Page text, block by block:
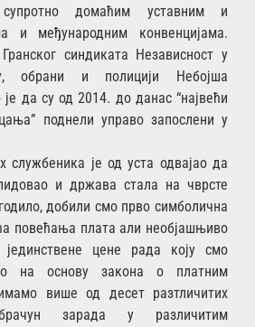
домаћим уставним и
и међународним конвенцијама.
синдиката Независност у
обрани и полицији Небојша
је да су од 2014. до данас “највећи
поднели управо запослени у
службеника је од уста одвајао да
и држава стала на чврсте
добили смо прво симболична
повећања плата али необјашњиво
јединствене цене рада коју смо
на основу закона о платним
више од десет разтличитих
зарада у различитим